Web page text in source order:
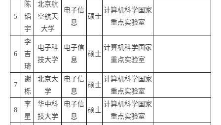
5
陈
韬
宇
北京航
空航天
大学
电子信
息
硕士
计算机科学国家
重点实验室
6
李
吉
琦
电子科
技大学
电子信
息
硕士
计算机科学国家
重点实验室
7
谢
栎
北京大
学
电子信
息
硕士
计算机科学国家
重点实验室
8
李
星
华中科
技大学
电子信
息
硕士
计算机科学国家
重点实验室